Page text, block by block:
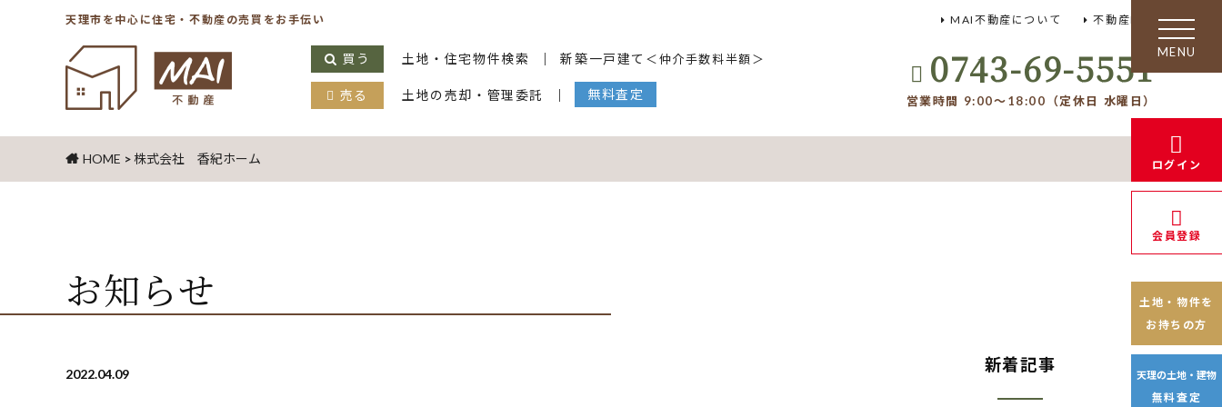
天理市を中心に住宅・不動産の売買をお手伝い
0743-69-5551
営業時間 9:00～18:00（定休日 水曜日）
買う 土地・住宅物件検索 新築一戸建て ＜仲介手数料半額＞
売る 土地の売却・管理委託 無料査定
MAI不動産について 不動産FAQ
toggle
navigation
ログイン
会員登録
土地・物件を
お持ちの方
天理の土地・建物
無料査定
HOME >株式会社 香紀ホーム
お知らせ
新着記事
2022.04.09